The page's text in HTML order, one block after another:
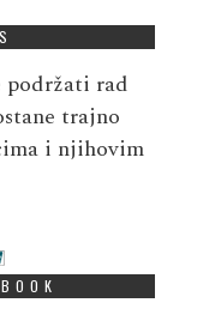
podržati rad
trajno
i njihovim